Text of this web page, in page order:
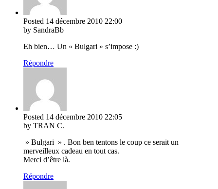
Posted 14 décembre 2010 22:00
by SandraBb
Eh bien… Un « Bulgari » s’impose :)
Répondre
Posted 14 décembre 2010 22:05
by TRAN C.
» Bulgari » . Bon ben tentons le coup ce serait un
merveilleux cadeau en tout cas.
Merci d’être là.
Répondre